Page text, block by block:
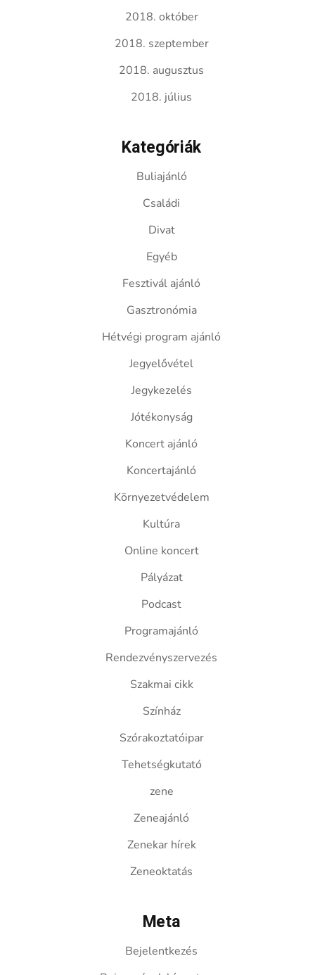
2018. október
2018. szeptember
2018. augusztus
2018. július
Kategóriák
Buliajánló
Családi
Divat
Egyéb
Fesztivál ajánló
Gasztronómia
Hétvégi program ajánló
Jegyelővétel
Jegykezelés
Jótékonyság
Koncert ajánló
Koncertajánló
Környezetvédelem
Kultúra
Online koncert
Pályázat
Podcast
Programajánló
Rendezvényszervezés
Szakmai cikk
Színház
Szórakoztatóipar
Tehetségkutató
zene
Zeneajánló
Zenekar hírek
Zeneoktatás
Meta
Bejelentkezés